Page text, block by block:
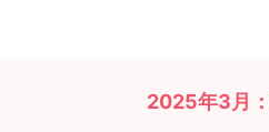
2025年3月